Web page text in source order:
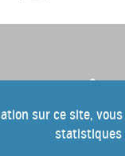
sur ce site,
statistiques
cette 10e
vous à